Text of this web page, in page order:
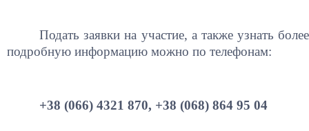
Подать заявки на участие, а также узнать более
подробную информацию можно по телефонам:
+38 (066) 4321 870, +38 (068) 864 95 04